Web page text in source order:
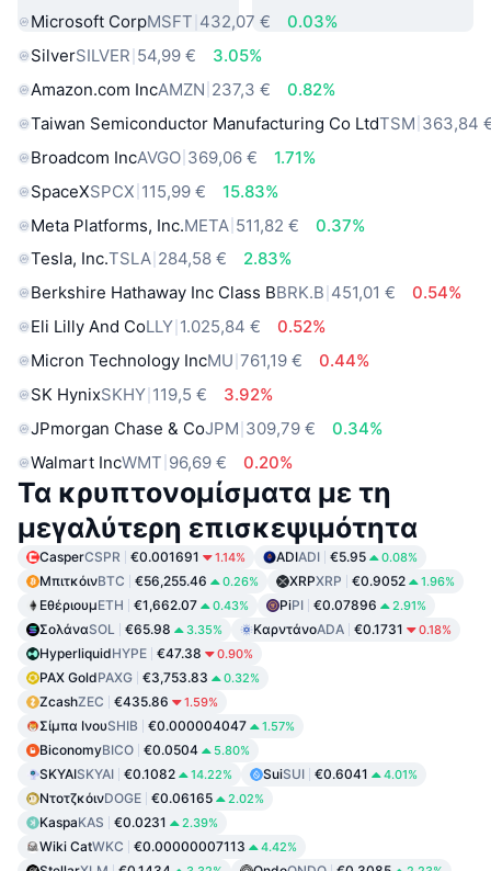
Microsoft CorpMSFT 432,07 €
0.03%
SilverSILVER 54,99 €
3.05%
Amazon.com IncAMZN 237,3 €
0.82%
Taiwan Semiconductor Manufacturing Co LtdTSM 363,84
Broadcom IncAVGO 369,06 €
1.71%
SpaceXSPCX 115,99 €
15.83%
Meta Platforms, Inc.META 511,82 €
0.37%
Tesla, Inc.TSLA 284,58 €
2.83%
Berkshire Hathaway Inc Class BBRK.B 451,01 €
0.54%
Eli Lilly And CoLLY 1.025,84 €
0.52%
Micron Technology IncMU 761,19 €
0.44%
SK HynixSKHY 119,5 €
3.92%
JPmorgan Chase & CoJPM 309,79 €
0.34%
Walmart IncWMT 96,69 € 0.20%
Τα κρυπτονομίσματα με τη
μεγαλύτερη επισκεψιμότητα
CasperCSPR €0.001691 1.14% ADIADI €5.95 0.08%
ΜπιτκόινBTC €56,255.46 0.26% XRPXRP €0.9052 1.96%
ΕθέριουμETH €1,662.07 0.43% PiPI €0.07896 2.91%
ΣολάναSOL €65.98 3.35% ΚαρντάνοADA €0.1731 0.18%
HyperliquidHYPE €47.38 0.90%
PAX GoldPAXG €3,753.83 0.32%
ZcashZEC €435.86 1.59%
Σίμπα ΙνουSHIB €0.000004047 1.57%
BiconomyBICO €0.0504 5.80%
SKYAISKYAI €0.1082 14.22% SuiSUI €0.6041 4.01%
ΝτοτζκόινDOGE €0.06165 2.02%
KaspaKAS €0.0231 2.39%
Wiki CatWKC €0.00000007113 4.42%